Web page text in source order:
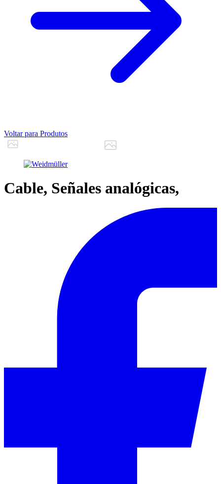
Voltar para Produtos
Cable, Señales analógicas,